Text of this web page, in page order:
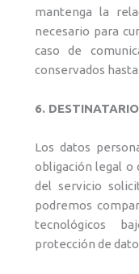
mantenga la
necesario para
caso de
conservados
6.
Los datos
obligación legal o
del servicio
podremos
tecnológicos
protección de